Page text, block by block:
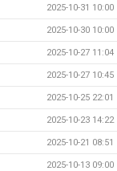
2025-10-31 10:00
2025-10-30 10:00
2025-10-27 11:04
2025-10-27 10:45
2025-10-25 22:01
2025-10-23 14:22
2025-10-21 08:51
2025-10-13 09:00